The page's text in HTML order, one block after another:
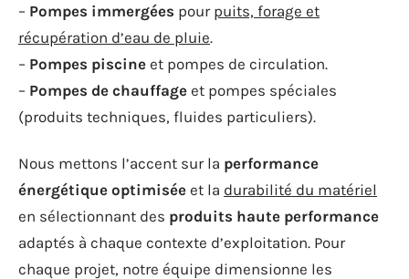
– Pompes immergées pour puits, forage et
récupération d’eau de pluie.
– Pompes piscine et pompes de circulation.
– Pompes de chauffage et pompes spéciales
(produits techniques, fluides particuliers).
Nous mettons l’accent sur la performance
énergétique optimisée et la durabilité du matériel
en sélectionnant des produits haute performance
adaptés à chaque contexte d’exploitation. Pour
chaque projet, notre équipe dimensionne les